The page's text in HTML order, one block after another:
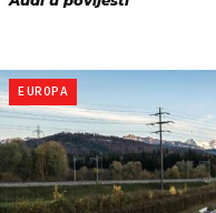
EUROPA